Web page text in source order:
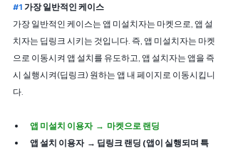
#1 가장 일반적인 케이스
가장 일반적인 케이스는 앱 미설치자는 마켓으로, 앱 설
치자는 딥링크 시키는 것입니다. 즉, 앱 미설치자는 마켓
으로 이동시켜 앱 설치를 유도하고, 앱 설치자는 앱을 즉
시 실행시켜(딥링크) 원하는 앱 내 페이지로 이동시킵니
다.
앱 미설치 이용자  →  마켓으로 랜딩
앱 설치 이용자  → 딥링크 랜딩 (앱이 실행되며 특